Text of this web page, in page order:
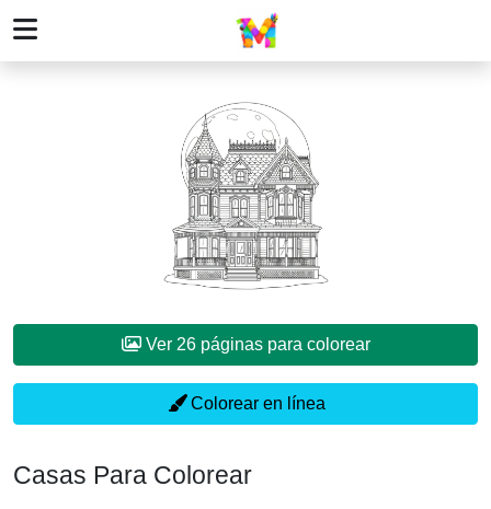
Ver 26 páginas para colorear
Colorear en línea
Casas Para Colorear